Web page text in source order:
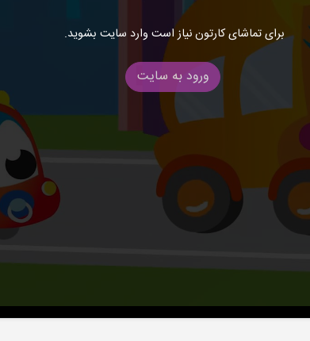
برای تماشای کارتون نیاز است وارد سایت بشوید.
ورود به سایت